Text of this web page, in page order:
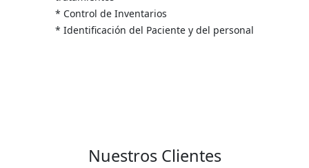
* Control de Inventarios
* Identificación del Paciente y del personal
Nuestros Clientes